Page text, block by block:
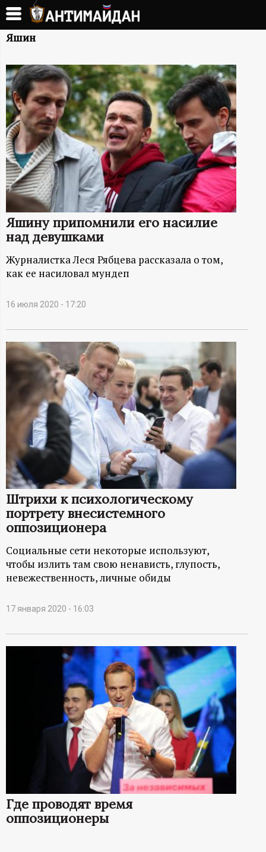
Перейти
основному
А
Н
Т
И
М
А
Й
Д
А
и
н
ф
р
м
а
ц
и
о
н
р
Яшин
Яшину припомнили его насилие
над девушками
Журналистка Леся Рябцева рассказала о том,
как ее насиловал мундеп
16 июля 2020 - 17:20
Штрихи к психологическому
портрету внесистемного
оппозиционера
Социальные сети некоторые используют,
чтобы излить там свою ненависть, глупость,
невежественность, личные обиды
17 января 2020 - 16:03
Где проводят время
оппозиционеры